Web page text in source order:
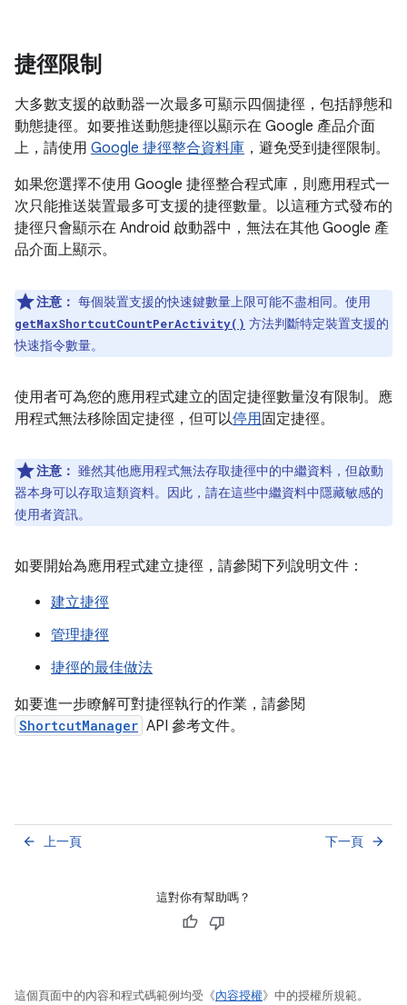
捷徑限制
大多數支援的啟動器一次最多可顯示四個捷徑，包括靜態和
動態捷徑。如要推送動態捷徑以顯示在 Google 產品介面
上，請使用 Google 捷徑整合資料庫 ，避免受到捷徑限制。
如果您選擇不使用 Google 捷徑整合程式庫，則應用程式一
次只能推送裝置最多可支援的捷徑數量。以這種方式發布的
捷徑只會顯示在 Android 啟動器中，無法在其他 Google 產
品介面上顯示。
注意： 每個裝置支援的快速鍵數量上限可能不盡相同。使用
getMaxShortcutCountPerActivity() 方法判斷特定裝置支援的
快速指令數量。
使用者可為您的應用程式建立的固定捷徑數量沒有限制。應
用程式無法移除固定捷徑，但可以停用固定捷徑。
注意： 雖然其他應用程式無法存取捷徑中的中繼資料，但啟動
器本身可以存取這類資料。因此，請在這些中繼資料中隱藏敏感的
使用者資訊。
如要開始為應用程式建立捷徑，請參閱下列說明文件：
建立捷徑
管理捷徑
捷徑的最佳做法
如要進一步瞭解可對捷徑執行的作業，請參閱
ShortcutManager API 參考文件。
上一頁
arrow_back 下一頁 arrow_forward
這對你有幫助嗎？
這個頁面中的內容和程式碼範例均受《內容授權》中的授權所規範。